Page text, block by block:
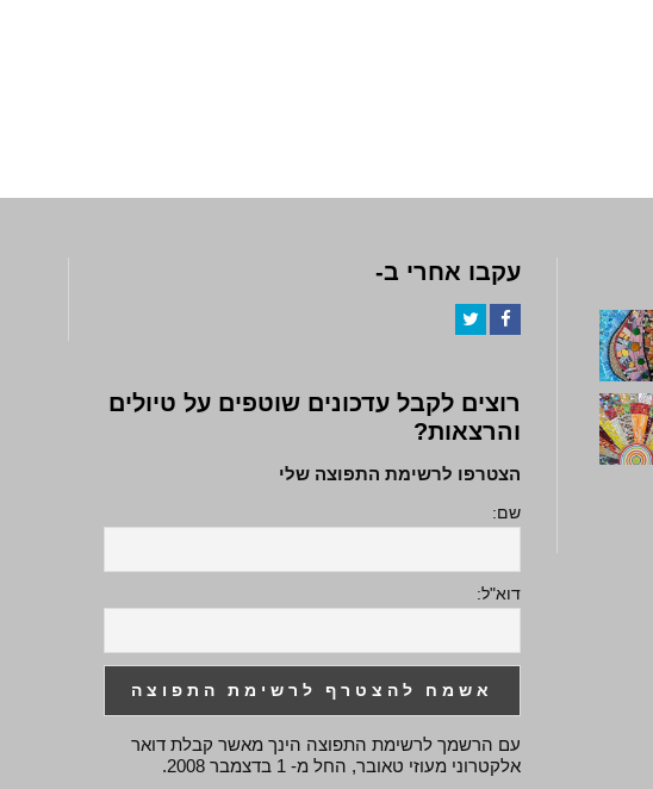
עקבו אחרי ב-
רוצים לקבל עדכונים שוטפים על טיולים
והרצאות?
הצטרפו לרשימת התפוצה שלי
שם:
דוא"ל:
עם הרשמך לרשימת התפוצה הינך מאשר קבלת דואר
אלקטרוני מעוזי טאובר, החל מ- 1 בדצמבר 2008.